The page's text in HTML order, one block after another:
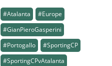
#Atalanta
#Europe
#GianPieroGasperini
#Portogallo
#SportingCP
#SportingCPvAtalanta